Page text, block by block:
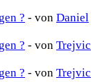
? - von Daniel
? - von Trejvic
? - von Trejvic